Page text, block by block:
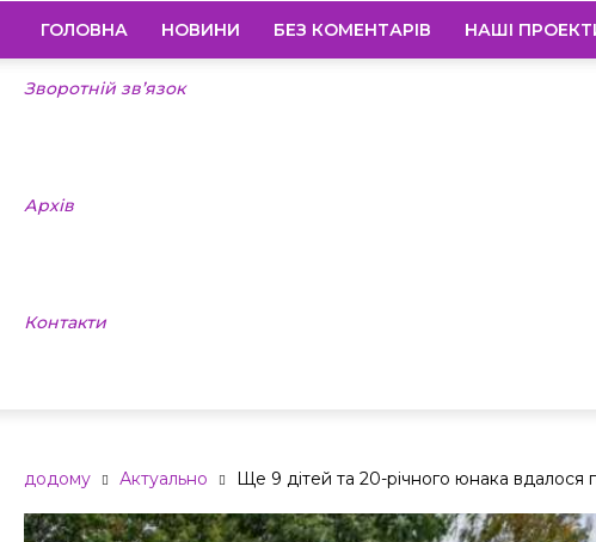
ГОЛОВНА НОВИНИ БЕЗ КОМЕНТАРІВ НАШІ
Зворотній зв’язок
Архів
Контакти
додому Актуально Ще 9 дітей та 20-річного юнака вдалося